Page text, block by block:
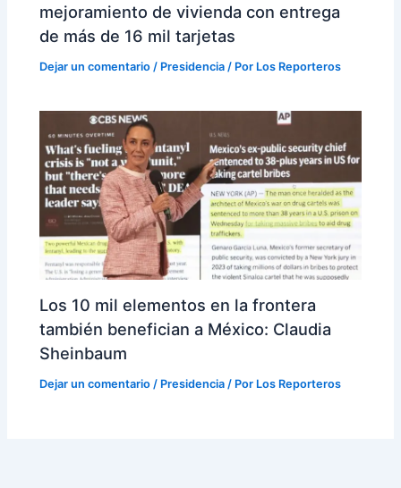
mejoramiento de vivienda con entrega
de más de 16 mil tarjetas
Dejar un comentario / Presidencia / Por Los Reporteros
Los 10 mil elementos en la frontera
también benefician a México: Claudia
Sheinbaum
Dejar un comentario / Presidencia / Por Los Reporteros